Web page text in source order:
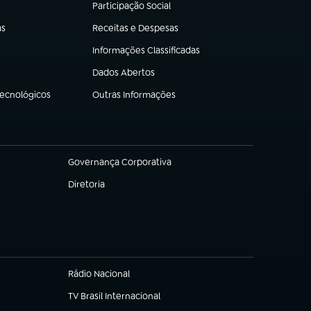
Participação Social
(abre em nova aba)
Receitas e Despesas
(abre em nova aba)
Informações Classificadas
(abre em nova aba)
Dados Abertos
(abre em nova aba)
Outras Informações
(abre em nova aba)
Governança Corporativa
(abre em nova aba)
Diretoria
(abre em nova aba)
Rádio Nacional
TV Brasil Internacional
(abre em nova aba)